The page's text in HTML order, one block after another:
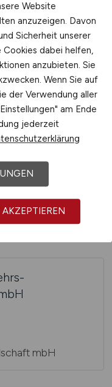
GmbH
GmbH & Co.
mbH
Website
anzuzeigen. Davon
Sicherheit unserer
dabei helfen,
anzubieten. Sie
Wenn Sie auf
der Verwendung aller
am Ende
jederzeit
AKZEPTIEREN